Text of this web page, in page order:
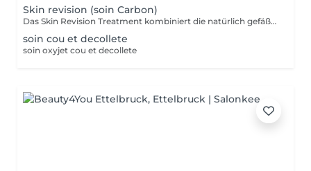
Skin revision (soin Carbon)
Das Skin Revision Treatment kombiniert die natürlich gefäßerweiternde und die Sauerstoffversorgung steigernde Wirkung der Kohlensäure mit der stimulierenden und verfeinernden Wirkung der Fruchtsäuren. Begleitet wird dieser Effekt von einem einzigartigen Gefühl der Aktivierung der Haut. Für ein gut durchblutetes, frisches Hautbild Porenverfeinerung Verminderung von Unreinheiten Glättung von Fältchen Stimulation der Kollagenbildung Verminderung von Pigmentunregelmäßigkeiten
soin cou et decollete
soin oxyjet cou et decollete